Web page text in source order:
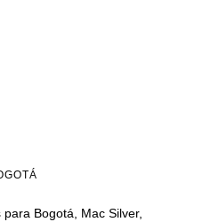
Bogotá, Mac Silver,